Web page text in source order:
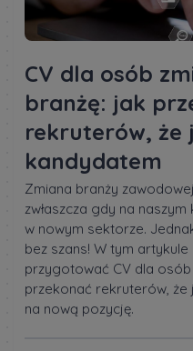
CV dla osób
branżę: jak
rekruterów, że
kandydatem
Zmiana branży
zwłaszcza gdy na
w nowym sektorze.
bez szans! W tym
przygotować CV dla
przekonać rekruterów,
na nową pozycję.